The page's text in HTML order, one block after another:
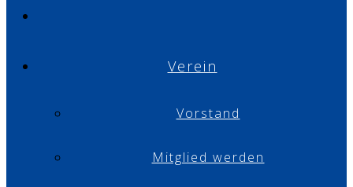
Verein
Vorstand
Mitglied werden